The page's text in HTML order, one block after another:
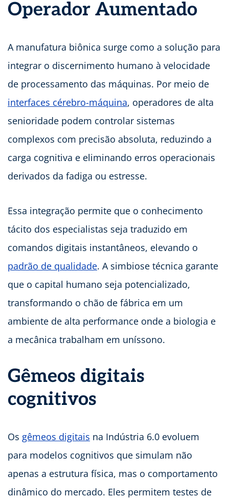
Operador Aumentado
A manufatura biônica surge como a solução para
integrar o discernimento humano à velocidade
de processamento das máquinas. Por meio de
interfaces cérebro-máquina, operadores de alta
senioridade podem controlar sistemas
complexos com precisão absoluta, reduzindo a
carga cognitiva e eliminando erros operacionais
derivados da fadiga ou estresse.
Essa integração permite que o conhecimento
tácito dos especialistas seja traduzido em
comandos digitais instantâneos, elevando o
padrão de qualidade. A simbiose técnica garante
que o capital humano seja potencializado,
transformando o chão de fábrica em um
ambiente de alta performance onde a biologia e
a mecânica trabalham em uníssono.
Gêmeos digitais
cognitivos
Os gêmeos digitais na Indústria 6.0 evoluem
para modelos cognitivos que simulam não
apenas a estrutura física, mas o comportamento
dinâmico do mercado. Eles permitem testes de